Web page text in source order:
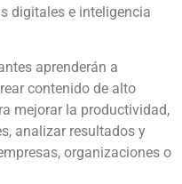
digitales e inteligencia
aprenderán a
contenido de alto
mejorar la productividad,
analizar resultados y
organizaciones o